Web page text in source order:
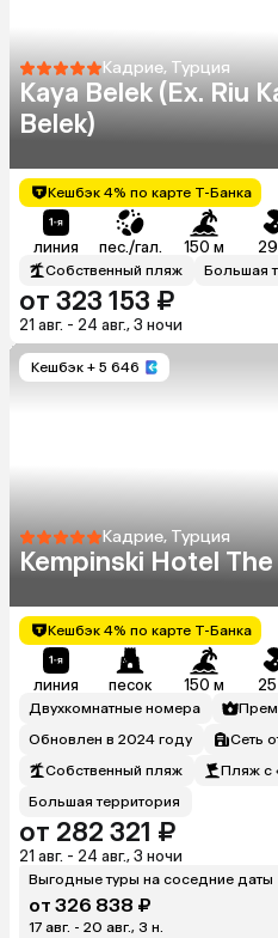
Кадрие, Турция
Kaya Belek (Ex. Riu
Belek)
Кешбэк 4% по карте Т-Банка
линия пес./гал. 150 м
Собственный пляж Большая
от 323 153 ₽
21 авг. - 24 авг., 3 ночи
Кешбэк + 5 646
Кадрие, Турция
Kempinski Hotel
Кешбэк 4% по карте Т-Банка
линия песок 150 м
Двухкомнатные номера
Обновлен в 2024 году
Сеть
Собственный пляж
Пляж с
Большая территория
от 282 321 ₽
21 авг. - 24 авг., 3 ночи
Выгодные туры на соседние даты
от 326 838 ₽
17 авг. - 20 авг., 3 н.